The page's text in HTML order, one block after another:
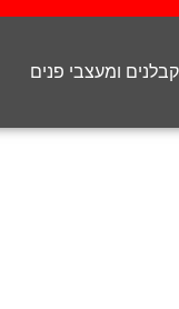
קבלנים ומעצבי פנים